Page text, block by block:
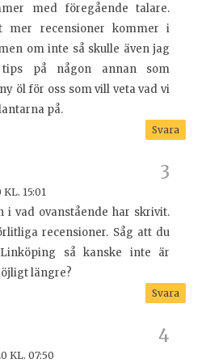
med föregående talare.
mer recensioner kommer i
om inte så skulle även jag
tips på någon annan som
öl för oss som vill veta vad vi
på.
Svara
KL. 15:01
i vad ovanstående har skrivit.
recensioner. Såg att du
så kanske inte är
längre?
Svara
KL. 07:50